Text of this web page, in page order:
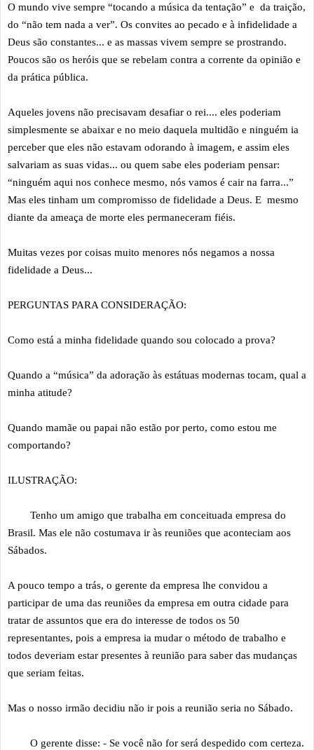
O mundo vive sempre “tocando a música da tentação” e da traição,
do “não tem nada a ver”. Os convites ao pecado e à infidelidade a
Deus são constantes... e as massas vivem sempre se prostrando.
Poucos são os heróis que se rebelam contra a corrente da opinião e
da prática pública.
Aqueles jovens não precisavam desafiar o rei.... eles poderiam
simplesmente se abaixar e no meio daquela multidão e ninguém ia
perceber que eles não estavam odorando à imagem, e assim eles
salvariam as suas vidas... ou quem sabe eles poderiam pensar:
“ninguém aqui nos conhece mesmo, nós vamos é cair na farra...”
Mas eles tinham um compromisso de fidelidade a Deus. E mesmo
diante da ameaça de morte eles permaneceram fiéis.
Muitas vezes por coisas muito menores nós negamos a nossa
fidelidade a Deus...
PERGUNTAS PARA CONSIDERAÇÃO:
Como está a minha fidelidade quando sou colocado a prova?
Quando a “música” da adoração às estátuas modernas tocam, qual a
minha atitude?
Quando mamãe ou papai não estão por perto, como estou me
comportando?
ILUSTRAÇÃO:
Tenho um amigo que trabalha em conceituada empresa do
Brasil. Mas ele não costumava ir às reuniões que aconteciam aos
Sábados.
A pouco tempo a trás, o gerente da empresa lhe convidou a
participar de uma das reuniões da empresa em outra cidade para
tratar de assuntos que era do interesse de todos os 50
representantes, pois a empresa ia mudar o método de trabalho e
todos deveriam estar presentes à reunião para saber das mudanças
que seriam feitas.
Mas o nosso irmão decidiu não ir pois a reunião seria no Sábado.
O gerente disse: - Se você não for será despedido com certeza.